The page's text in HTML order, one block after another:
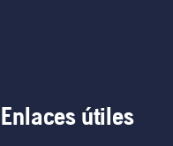
Enlaces útiles